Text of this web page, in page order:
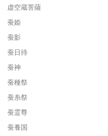
虚空蔵菩薩
蚕姫
蚕影
蚕日待
蚕神
蚕種祭
蚕糸祭
蚕霊尊
蚕養国